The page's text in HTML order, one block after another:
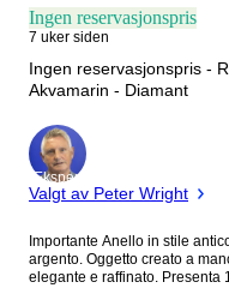
Ingen reservasjonspris
7 uker siden
Ingen reservasjonspris -
Akvamarin - Diamant
Ekspert
Valgt av Peter Wright
Importante Anello in stile
argento. Oggetto creato a
elegante e raffinato. Presenta